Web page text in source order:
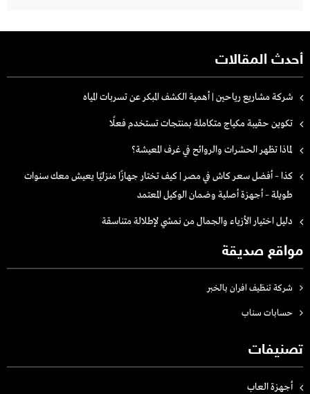
أحدث المقالات
شركة مشاريع رياحين | أهمية الكشف المبكر عن تسربات المياه
تكوين حقيبة مكياج متكاملة بمنتجات تستخدم فعلًا
لماذا تظهر الحشرات والروائح في غرف المعيشة؟
كذا – أفضل سعر كاش في مصر | كيف تختار جهازًا منزليًا يعيش معك سنوات
طويلة – أجهزة أصلية وضمان الوكيل المعتمد
دليل اختيار الأزياء والجمال من نمشي لإطلالة متناسقة
مواقع صديقة
شركة تنظيف افران بالخبر
حسابات سناب
تصنيفات
أجهزة العاب